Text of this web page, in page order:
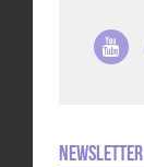
Newsletter